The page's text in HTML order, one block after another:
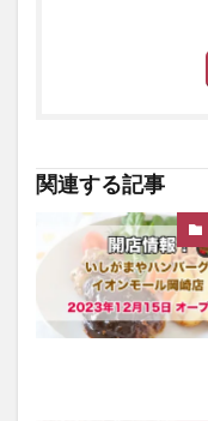
関連する記事